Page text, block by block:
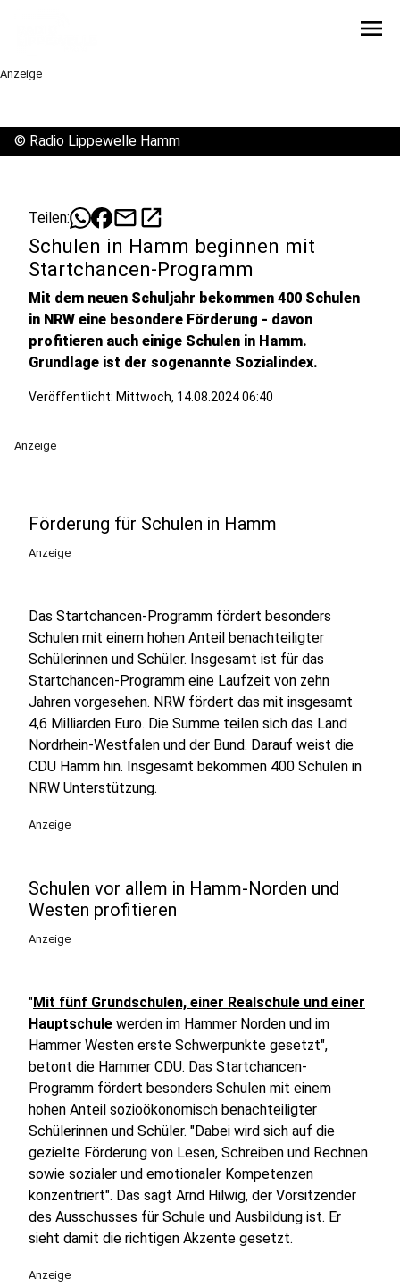
menu
Anzeige
© Radio Lippewelle Hamm
Teilen: mailopen_in_new
Schulen in Hamm beginnen mit
Startchancen-Programm
Mit dem neuen Schuljahr bekommen 400 Schulen
in NRW eine besondere Förderung - davon
profitieren auch einige Schulen in Hamm.
Grundlage ist der sogenannte Sozialindex.
Veröffentlicht: Mittwoch, 14.08.2024 06:40
Anzeige
Förderung für Schulen in Hamm
Anzeige
Das Startchancen-Programm fördert besonders
Schulen mit einem hohen Anteil benachteiligter
Schülerinnen und Schüler. Insgesamt ist für das
Startchancen-Programm eine Laufzeit von zehn
Jahren vorgesehen. NRW fördert das mit insgesamt
4,6 Milliarden Euro. Die Summe teilen sich das Land
Nordrhein-Westfalen und der Bund. Darauf weist die
CDU Hamm hin. Insgesamt bekommen 400 Schulen in
NRW Unterstützung.
Anzeige
Schulen vor allem in Hamm-Norden und
Westen profitieren
Anzeige
"Mit fünf Grundschulen, einer Realschule und einer
Hauptschule werden im Hammer Norden und im
Hammer Westen erste Schwerpunkte gesetzt",
betont die Hammer CDU. Das Startchancen-
Programm fördert besonders Schulen mit einem
hohen Anteil sozioökonomisch benachteiligter
Schülerinnen und Schüler. "Dabei wird sich auf die
gezielte Förderung von Lesen, Schreiben und Rechnen
sowie sozialer und emotionaler Kompetenzen
konzentriert". Das sagt Arnd Hilwig, der Vorsitzender
des Ausschusses für Schule und Ausbildung ist. Er
sieht damit die richtigen Akzente gesetzt.
Anzeige